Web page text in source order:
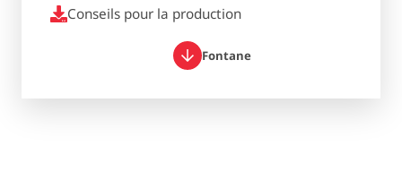
Conseils pour la production
Fontane